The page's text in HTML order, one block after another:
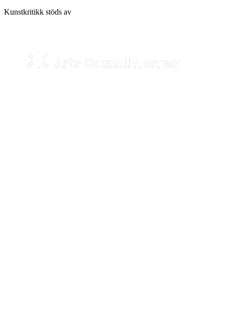
Kunstkritikk stöds av